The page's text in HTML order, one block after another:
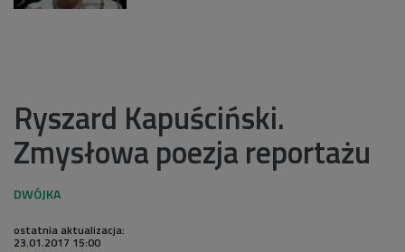
Ryszard Kapuściński.
Zmysłowa poezja reportażu
ostatnia aktualizacja:
23.01.2017 15:00